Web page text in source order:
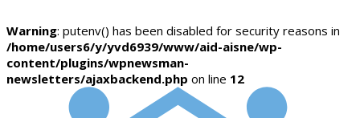
Warning: putenv() has been disabled for security reasons in
/home/users6/y/yvd6939/www/aid-aisne/wp-
content/plugins/wpnewsman-
newsletters/ajaxbackend.php on line 12